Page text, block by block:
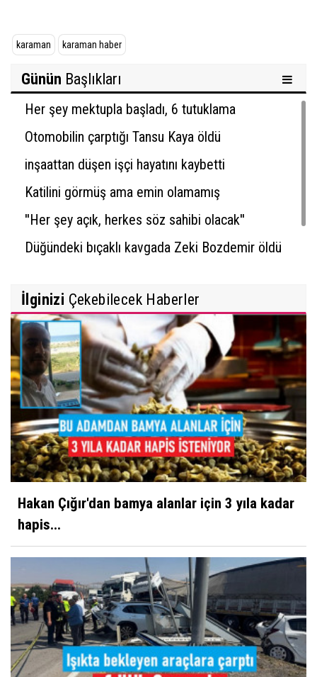
karaman karaman haber
Günün Başlıkları
Her şey mektupla başladı, 6 tutuklama
Otomobilin çarptığı Tansu Kaya öldü
inşaattan düşen işçi hayatını kaybetti
Katilini görmüş ama emin olamamış
''Her şey açık, herkes söz sahibi olacak''
Düğündeki bıçaklı kavgada Zeki Bozdemir öldü
İlginizi Çekebilecek Haberler
Hakan Çığır'dan bamya alanlar için 3 yıla kadar
hapis...